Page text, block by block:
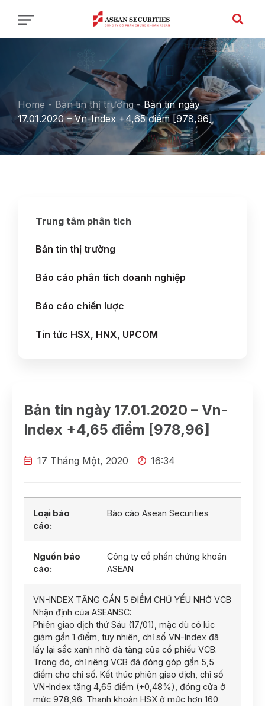
Home - Bản tin thị trường -Bản tin ngày
17.01.2020 – Vn-Index +4,65 điểm [978,96]
Trung tâm phân tích
Bản tin thị trường
Báo cáo phân tích doanh nghiệp
Báo cáo chiến lược
Tin tức HSX, HNX, UPCOM
Bản tin ngày 17.01.2020 – Vn-
Index +4,65 điểm [978,96]
17 Tháng Một, 2020 16:34
Loại báo
cáo:
Báo cáo Asean Securities
Nguồn báo
cáo:
Công ty cổ phần chứng khoán
ASEAN
VN-INDEX TĂNG GẦN 5 ĐIỂM CHỦ YẾU NHỜ VCB
Nhận định của ASEANSC:
Phiên giao dịch thứ Sáu (17/01), mặc dù có lúc
giảm gần 1 điểm, tuy nhiên, chỉ số VN-Index đã
lấy lại sắc xanh nhờ đà tăng của cổ phiếu VCB.
Trong đó, chỉ riêng VCB đã đóng góp gần 5,5
điểm cho chỉ số. Kết thúc phiên giao dịch, chỉ số
VN-Index tăng 4,65 điểm (+0,48%), đóng cửa ở
mức 978,96. Thanh khoản HSX ở mức hơn 160